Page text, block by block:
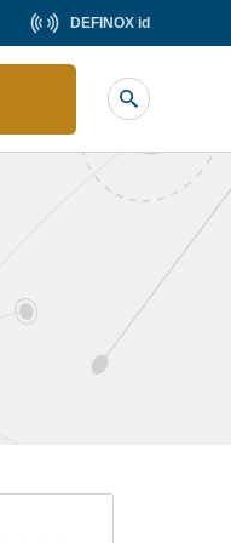
sub
DEFINOX id
DEFINOX